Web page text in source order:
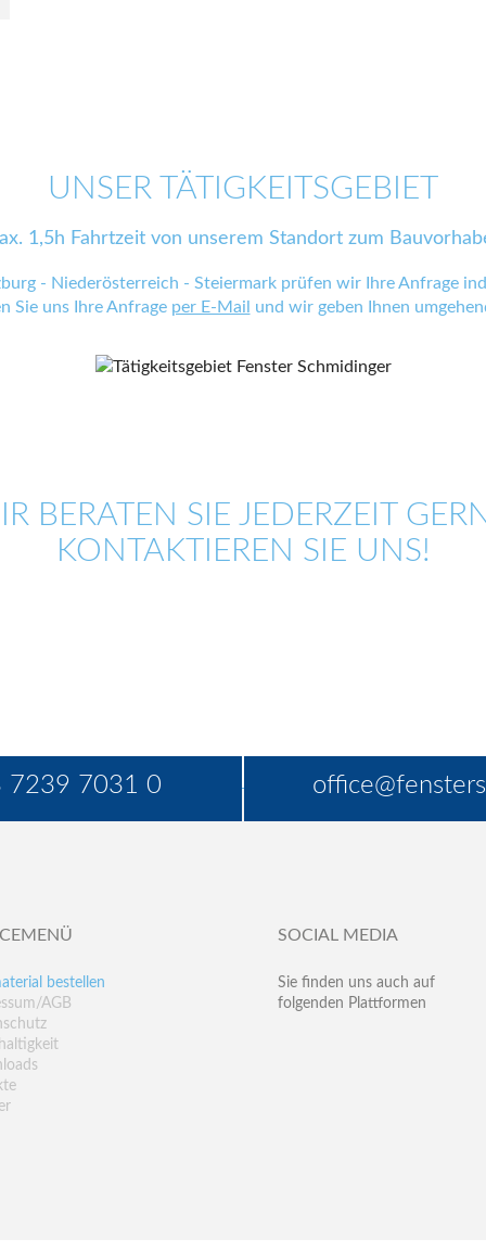
UNSER TÄTIGKEITSGEBIET
1,5h Fahrtzeit von unserem Standort zum
- Niederösterreich - Steiermark prüfen wir Ihre Anfrage
Sie uns Ihre Anfrage per E-Mail und wir geben Ihnen
BERATEN SIE JEDERZEIT
KONTAKTIEREN SIE UNS!
7239 7031 0
bestellen
AGB
SOCIAL MEDIA
Sie finden uns auch auf
folgenden Plattformen